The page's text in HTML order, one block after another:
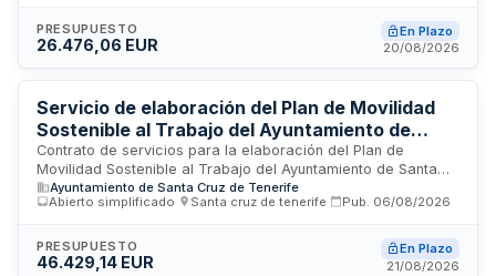
reposición de suministros de higiene. El servicio se ejecutará
de lunes a viernes respetando el horario lectivo, durante el
reconocimiento de etiqueta europea ecológica de servicios
de limpieza y subrogar el personal actual del colegio
conforme al Convenio Colectivo de Limpieza de Huesca.
PRESUPUESTO
26.476,06 EUR
En Plazo
20/08/2026
Servicio de elaboración del Plan de Movilidad
Sostenible al Trabajo del Ayuntamiento de
Santa Cruz de Tenerife
Contrato de servicios para la elaboración del Plan de
Movilidad Sostenible al Trabajo del Ayuntamiento de Santa
Cruz de Tenerife, en cumplimiento de la Ley 9/2025 de
Movilidad Sostenible. El servicio incluye análisis de sistemas
accesibilidad universal y seguridad vial urbana. El contratista
debe disponer de equipo multidisciplinar con experiencia en
Ayuntamiento de Santa Cruz de Tenerife
Abierto simplificado
Santa cruz de tenerife Pub. 06/08/2026
PRESUPUESTO
46.429,14 EUR
En Plazo
21/08/2026